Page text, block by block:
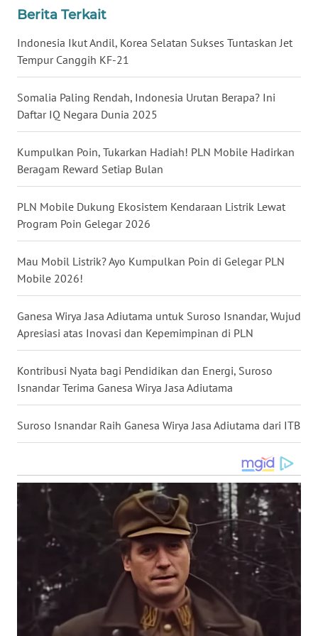
Berita Terkait
Indonesia Ikut Andil, Korea Selatan Sukses Tuntaskan Jet
Tempur Canggih KF-21
Somalia Paling Rendah, Indonesia Urutan Berapa? Ini
Daftar IQ Negara Dunia 2025
Kumpulkan Poin, Tukarkan Hadiah! PLN Mobile Hadirkan
Beragam Reward Setiap Bulan
PLN Mobile Dukung Ekosistem Kendaraan Listrik Lewat
Program Poin Gelegar 2026
Mau Mobil Listrik? Ayo Kumpulkan Poin di Gelegar PLN
Mobile 2026!
Ganesa Wirya Jasa Adiutama untuk Suroso Isnandar, Wujud
Apresiasi atas Inovasi dan Kepemimpinan di PLN
Kontribusi Nyata bagi Pendidikan dan Energi, Suroso
Isnandar Terima Ganesa Wirya Jasa Adiutama
Suroso Isnandar Raih Ganesa Wirya Jasa Adiutama dari ITB
WN
WN
LAMPUNG
WN
JATENG
WN
NUSANTARA
WN
JOGJA
WN
WN
WN
WN
KALTENG